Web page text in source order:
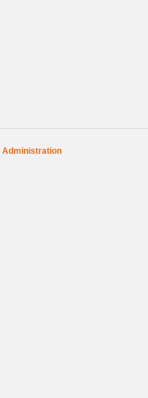
Administration